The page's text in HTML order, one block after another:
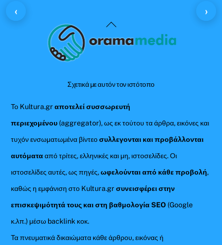
Back
To
Σχετικά με αυτόν τον ιστότοπο
Το Kultura.grαποτελεί συσσωρευτή
περιεχομένου (aggregator), ως εκ τούτου τα άρθρα, εικόνες και
τυχόν ενσωματωμένα βίντεοσυλλεγονται και προβάλλονται
αυτόματααπό τρίτες, ελληνικές και μη, ιστοσελίδες. Οι
ιστοσελίδες αυτές, ως πηγές,ωφελούνται από κάθε προβολή,
καθώς η εμφάνιση στο Kultura.gr συνεισφέρει στην
επισκεψιμότητά τους και στη βαθμολογία SEO (Google
κ.λπ.) μέσω backlink κοκ.
Τα πνευματικά δικαιώματα κάθε άρθρου, εικόνας ή
‹ ›